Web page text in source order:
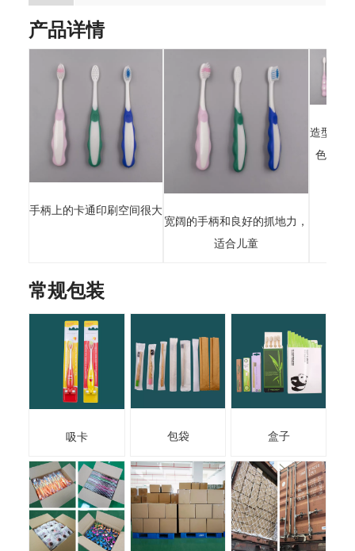
产品详情
手柄上的卡通印刷空间很大
宽阔的手柄和良好的抓地力，
适合儿童
造型优
色彩愉
常规包装
吸卡 包袋 盒子